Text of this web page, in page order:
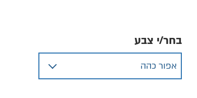
בחר/י צבע